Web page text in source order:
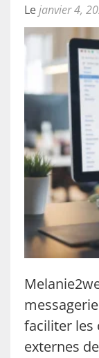
Lejanvier 4,
faciliter les
externes